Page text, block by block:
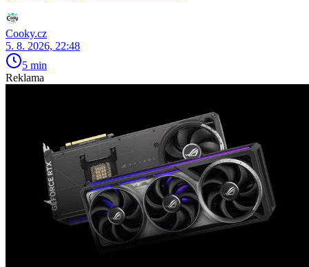
Cooky.cz
5. 8. 2026, 22:48
5 min
Reklama